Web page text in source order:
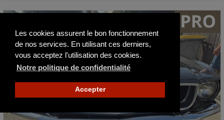
Les cookies assurent le bon fonctionnement
de nos services. En utilisant ces derniers,
vous acceptez l'utilisation des cookies.
Notre politique de confidentialité
Accepter